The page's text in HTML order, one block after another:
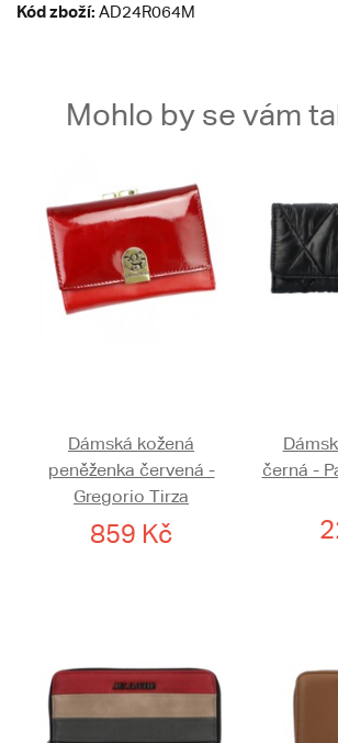
Kód zboží: AD24R064M
Mohlo by se vám
Dámská kožená
peněženka červená -
Gregorio Tirza
859 Kč
černá -